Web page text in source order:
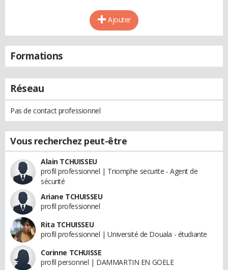
Ajouter
Formations
Réseau
Pas de contact professionnel
Vous recherchez peut-être
Alain TCHUISSEU
profil professionnel | Triomphe securite - Agent de
sécurité
Ariane TCHUISSEU
profil professionnel
Rita TCHUISSEU
profil professionnel | Université de Douala - étudiante
Corinne TCHUISSE
profil personnel | DAMMARTIN EN GOELE